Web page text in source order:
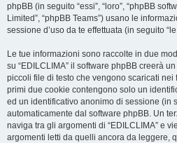
phpBB (in seguito “essi”, “loro”, “phpBB
Limited”, “phpBB Teams”) usano le
sessione d’uso da te effettuata (in seguito
Le tue informazioni sono raccolte in due
su “EDILCLIMA” il software phpBB creerà
piccoli file di testo che vengono scaricati nei
primi due cookie contengono solo un
ed un identificativo anonimo di sessione (in
automaticamente dal software phpBB. Un
naviga tra gli argomenti di “EDILCLIMA” e
argomenti letti da quelli ancora da leggere,